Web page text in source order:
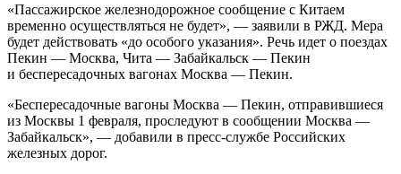
«Пассажирское железнодорожное сообщение с Китаем
временно осуществляться не будет», — заявили в РЖД. Мера
будет действовать «до особого указания». Речь идет о поездах
Пекин — Москва, Чита — Забайкальск — Пекин
и беспересадочных вагонах Москва — Пекин.
«Беспересадочные вагоны Москва — Пекин, отправившиеся
из Москвы 1 февраля, проследуют в сообщении Москва —
Забайкальск», — добавили в пресс-службе Российских
железных дорог.